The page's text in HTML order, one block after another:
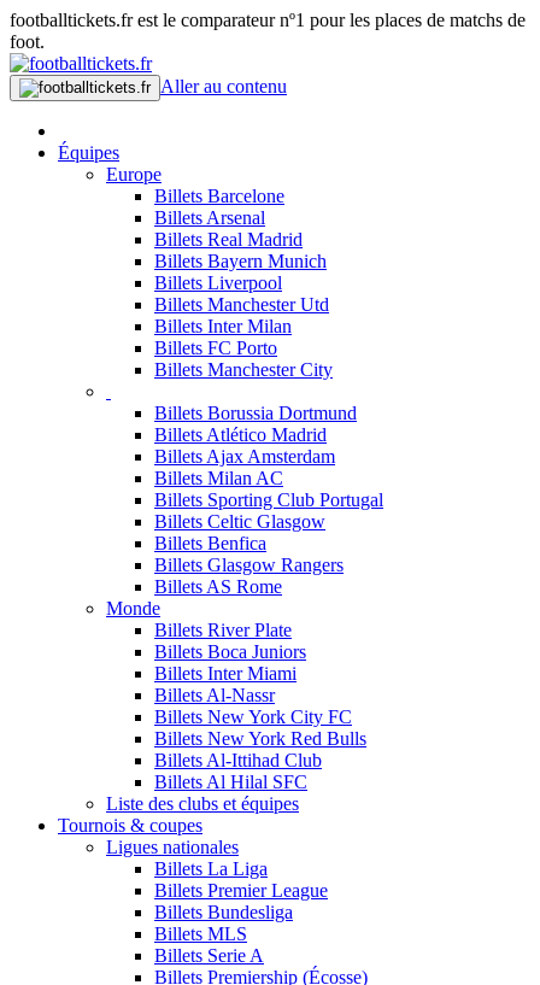
footballtickets.fr est le comparateur nº1 pour les places de matchs de
foot.
Aller au contenu
Équipes
Europe
Billets Barcelone
Billets Arsenal
Billets Real Madrid
Billets Bayern Munich
Billets Liverpool
Billets Manchester Utd
Billets Inter Milan
Billets FC Porto
Billets Manchester City
Billets Borussia Dortmund
Billets Atlético Madrid
Billets Ajax Amsterdam
Billets Milan AC
Billets Sporting Club Portugal
Billets Celtic Glasgow
Billets Benfica
Billets Glasgow Rangers
Billets AS Rome
Monde
Billets River Plate
Billets Boca Juniors
Billets Inter Miami
Billets Al-Nassr
Billets New York City FC
Billets New York Red Bulls
Billets Al-Ittihad Club
Billets Al Hilal SFC
Liste des clubs et équipes
Tournois & coupes
Ligues nationales
Billets La Liga
Billets Premier League
Billets Bundesliga
Billets MLS
Billets Serie A
Billets Premiership (Écosse)